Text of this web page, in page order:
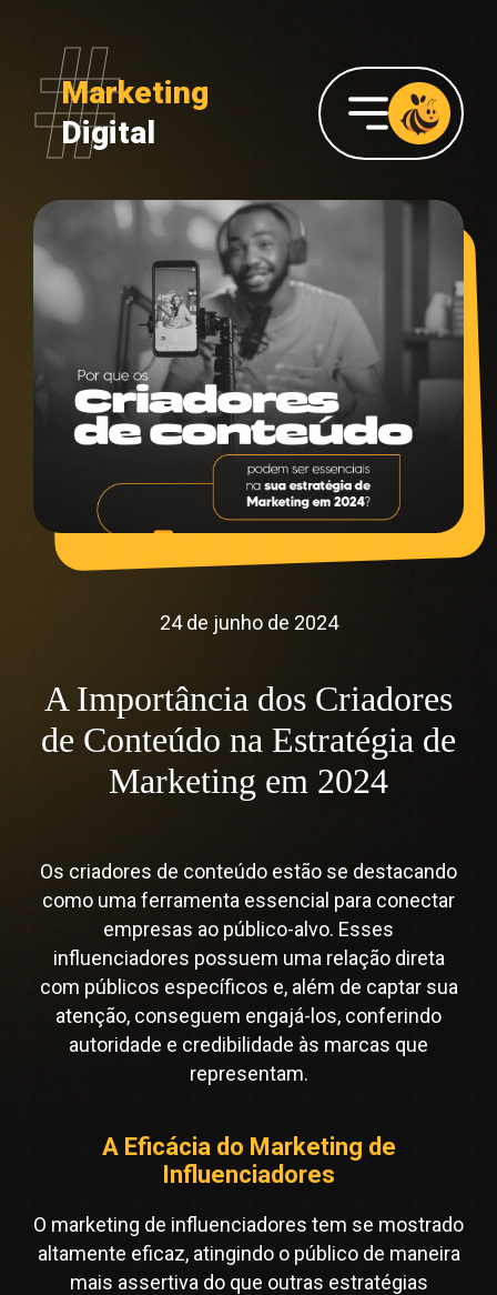
Marketing
Digital
24 de junho de 2024
A Importância dos Criadores
de Conteúdo na Estratégia de
Marketing em 2024
Os criadores de conteúdo estão se destacando
como uma ferramenta essencial para conectar
empresas ao público-alvo. Esses
influenciadores possuem uma relação direta
com públicos específicos e, além de captar sua
atenção, conseguem engajá-los, conferindo
autoridade e credibilidade às marcas que
representam.
A Eficácia do Marketing de
Influenciadores
O marketing de influenciadores tem se mostrado
altamente eficaz, atingindo o público de maneira
mais assertiva do que outras estratégias